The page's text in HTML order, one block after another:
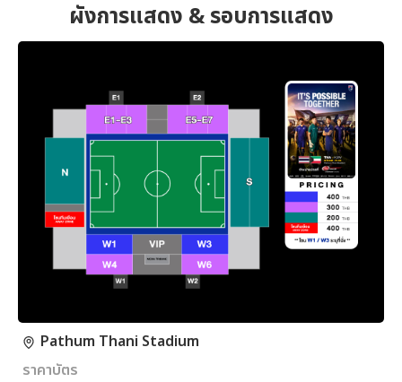
ผังการแสดง & รอบการแสดง
Pathum Thani Stadium
ราคาบัตร